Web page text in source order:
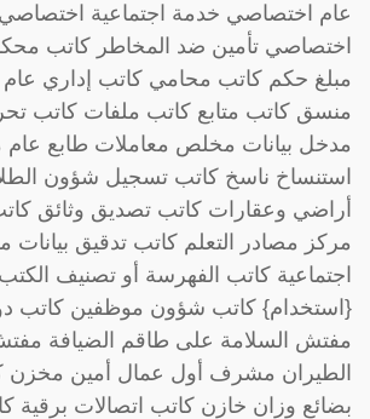
عام اختصاصي خدمة اجتماعية اختصاصي
اختصاصي تأمين ضد المخاطر كاتب
مبلغ حكم كاتب محامي كاتب إداري عام
منسق كاتب متابع كاتب ملفات كاتب
مدخل بيانات مخلص معاملات طابع
استنساخ ناسخ كاتب تسجيل شؤون
أراضي وعقارات كاتب تصديق وثائق
مركز مصادر التعلم كاتب تدقيق
اجتماعية كاتب الفهرسة أو تصنيف
{استخدام} كاتب شؤون موظفين كاتب
مفتش السلامة على طاقم الضيافة
الطيران مشرف أول عمال أمين مخزن
بضائع وزان خازن كاتب اتصالات برقية